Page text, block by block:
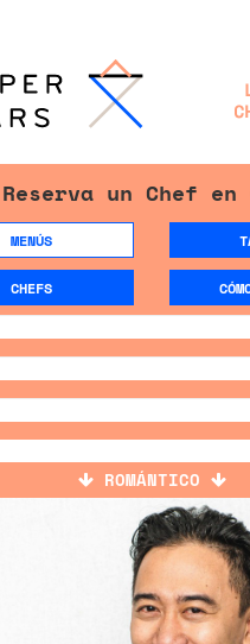
Reserva un Chef en
MENÚS
CHEFS
ROMÁNTICO